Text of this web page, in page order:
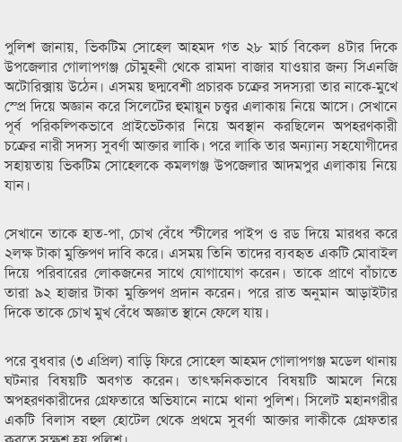
পুলিশ জানায়, ভিকটিম সোহেল আহমদ গত ২৮ মার্চ বিকেল ৪টার দিকে
উপজেলার গোলাপগঞ্জ চৌমুহনী থেকে রামদা বাজার যাওয়ার জন্য সিএনজি
অটোরিক্সায় উঠেন। এসময় ছদ্মবেশী প্রচারক চক্রের সদস্যরা তার নাকে-মুখে
স্প্রে দিয়ে অজ্ঞান করে সিলেটের হুমায়ুন চত্ত্বর এলাকায় নিয়ে আসে। সেখানে
পূর্ব পরিকল্পিকভাবে প্রাইভেটকার নিয়ে অবস্থান করছিলেন অপহরণকারী
চক্রের নারী সদস্য সুবর্ণা আক্তার লাকি। পরে লাকি তার অন্যান্য সহযোগীদের
সহায়তায় ভিকটিম সোহেলকে কমলগঞ্জ উপজেলার আদমপুর এলাকায় নিয়ে
যান।
সেখানে তাকে হাত-পা, চোখ বেঁধে স্টীলের পাইপ ও রড দিয়ে মারধর করে
২লক্ষ টাকা মুক্তিপণ দাবি করে। এসময় তিনি তাদের ব্যবহৃত একটি মোবাইল
দিয়ে পরিবারের লোকজনের সাথে যোগাযোগ করেন। তাকে প্রাণে বাঁচাতে
তারা ৯২ হাজার টাকা মুক্তিপণ প্রদান করেন। পরে রাত অনুমান আড়াইটার
দিকে তাকে চোখ মুখ বেঁধে অজ্ঞাত স্থানে ফেলে যায়।
পরে বুধবার (৩ এপ্রিল) বাড়ি ফিরে সোহেল আহমদ গোলাপগঞ্জ মডেল থানায়
ঘটনার বিষয়টি অবগত করেন। তাৎক্ষনিকভাবে বিষয়টি আমলে নিয়ে
অপহরণকারীদের গ্রেফতারে অভিযানে নামে থানা পুলিশ। সিলেট মহানগরীর
একটি বিলাস বহুল হোটেল থেকে প্রথমে সুবর্ণা আক্তার লাকীকে গ্রেফতার